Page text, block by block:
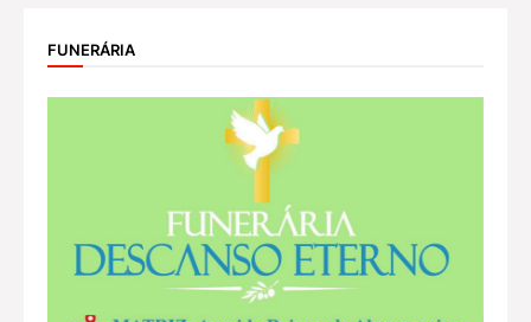
FUNERÁRIA